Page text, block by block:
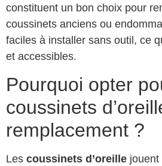
constituent un bon choix pour
coussinets anciens ou
faciles à installer sans outil, ce
et accessibles.
Pourquoi opter
coussinets
remplacement ?
Les coussinets d’oreille jouent